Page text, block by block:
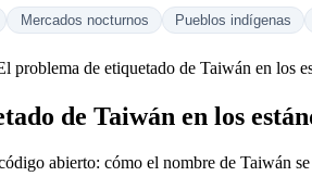
Mercados nocturnos Pueblos indígenas
problema de etiquetado de Taiwán en los
de Taiwán en los
abierto: cómo el nombre de Taiwán